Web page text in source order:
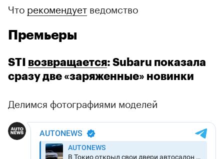
Что рекомендует ведомство
Премьеры
STI возвращается: Subaru показала
сразу две «заряженные» новинки
Делимся фотографиями моделей